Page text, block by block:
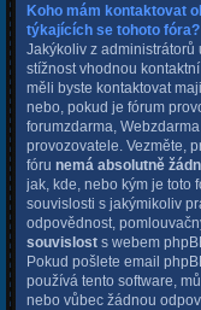
Koho mám kontaktovat
týkajících se tohoto fóra?
Jakýkoliv z administrátorů
stížnost vhodnou
měli byste kontaktovat
nebo, pokud je fórum
forumzdarma,
provozovatele. Vezměte,
fóru nemá absolutně
jak, kde, nebo kým je toto
souvislosti s jakýmikoliv
odpovědnost,
souvislost s webem
Pokud pošlete email
používá tento software,
nebo vůbec žádnou